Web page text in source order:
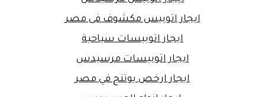
ايجار اتوبيس مكشوف فى مصر
ايجار اتوبيسات سياحية
ايجار اتوبيسات مرسيدس
ايجار ارخص يوتنج في مصر